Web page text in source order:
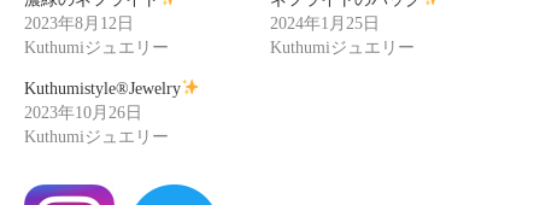
2023年8月12日
Kuthumiジュエリー
2024年1月25日
Kuthumiジュエリー
Kuthumistyle®Jewelry
2023年10月26日
Kuthumiジュエリー